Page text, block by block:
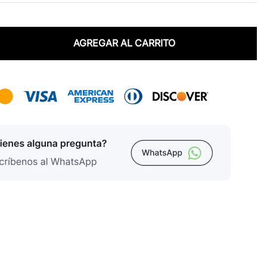
AGREGAR AL CARRITO